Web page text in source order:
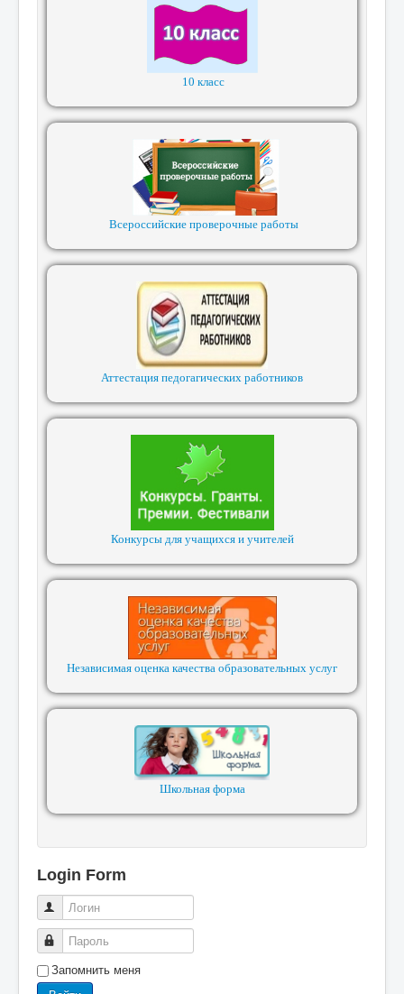
10 класс
Всероссийские проверочные работы
Аттестация педогагических работников
Конкурсы для учащихся и учителей
Независимая оценка качества образовательных услуг
Школьная форма
Login Form
Логин
Пароль
Запомнить меня